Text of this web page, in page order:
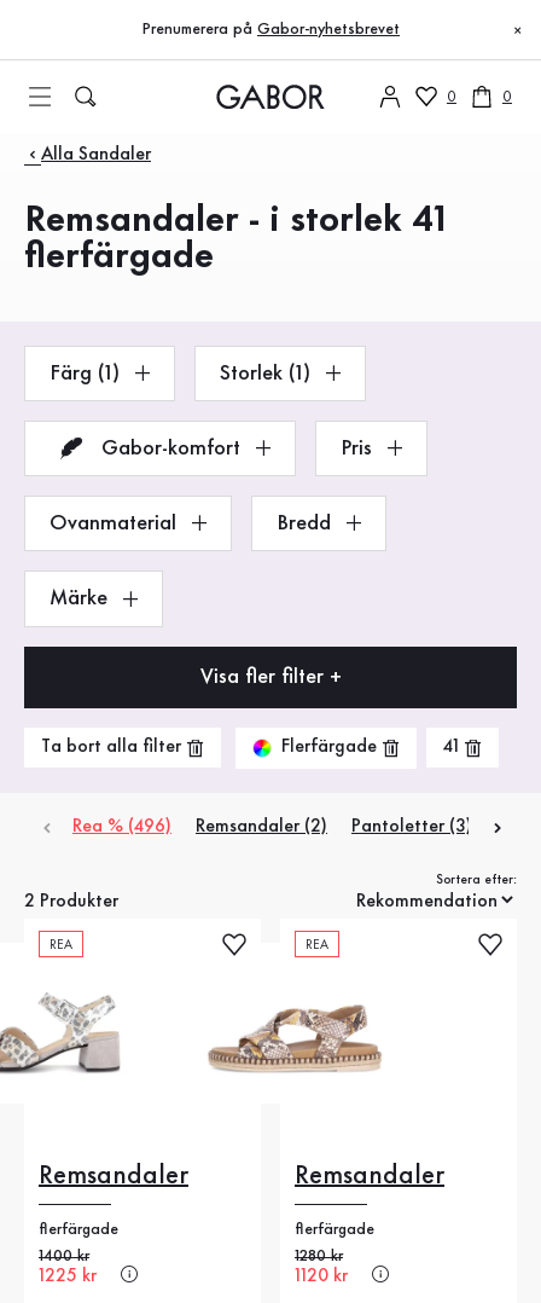
Till innehållsförteckning
Till huvudnavigation
Prenumerera på Gabor-nyhetsbrevet ×
0 0
Produkter
Alla Sandaler
Remsandaler - i storlek 41
flerfärgade
Färg (1) Storlek (1)
Gabor-komfort Pris
Ovanmaterial Bredd
Märke
Visa fler filter +
Ta bort alla filter Flerfärgade 41
Rea % (496) Remsandaler (2) Pantoletter (3)
2 Produkter
Sortera efter:
REA
Remsandaler
flerfärgade
Gammalt pris
1400 kr
Nytt pris
1225 kr
REA
Remsandaler
flerfärgade
Gammalt pris
1280 kr
Nytt pris
1120 kr